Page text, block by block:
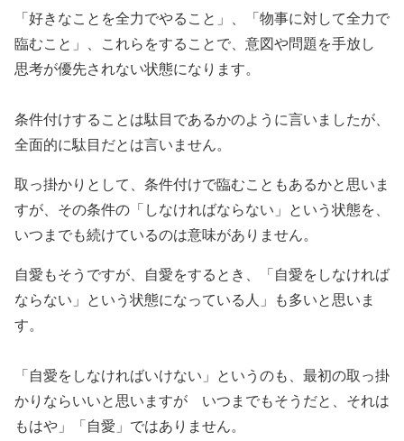
「好きなことを全力でやること」、「物事に対して全力で
臨むこと」、これらをすることで、意図や問題を手放し
思考が優先されない状態になります。
条件付けすることは駄目であるかのように言いましたが、
全面的に駄目だとは言いません。
取っ掛かりとして、条件付けで臨むこともあるかと思いま
すが、その条件の「しなければならない」という状態を、
いつまでも続けているのは意味がありません。
自愛もそうですが、自愛をするとき、「自愛をしなければ
ならない」という状態になっている人」も多いと思いま
す。
「自愛をしなければいけない」というのも、最初の取っ掛
かりならいいと思いますが いつまでもそうだと、それは
もはや」「自愛」ではありません。